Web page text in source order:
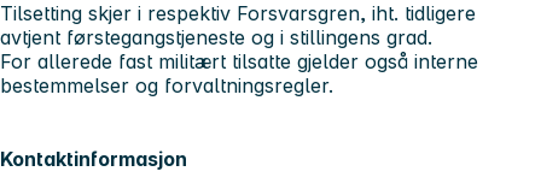
Tilsetting skjer i respektiv Forsvarsgren, iht. tidligere
avtjent førstegangstjeneste og i stillingens grad.
For allerede fast militært tilsatte gjelder også interne
bestemmelser og forvaltningsregler.
Kontaktinformasjon